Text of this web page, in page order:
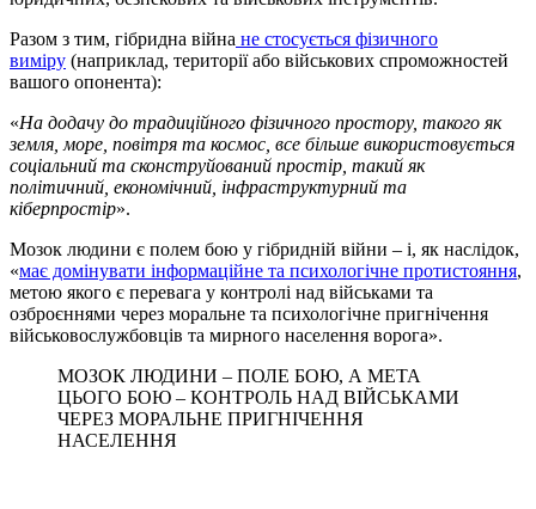
Разом з тим, гібридна війна не стосується фізичного
виміру (наприклад, території або військових спроможностей
вашого опонента):
«На додачу до традиційного фізичного простору, такого як
земля, море, повітря та космос, все більше використовується
соціальний та сконструйований простір, такий як
політичний, економічний, інфраструктурний та
кіберпростір».
Мозок людини є полем бою у гібридній війни – і, як наслідок,
«має домінувати інформаційне та психологічне протистояння,
метою якого є перевага у контролі над військами та
озброєннями через моральне та психологічне пригнічення
військовослужбовців та мирного населення ворога».
МОЗОК ЛЮДИНИ – ПОЛЕ БОЮ, А МЕТА
ЦЬОГО БОЮ – КОНТРОЛЬ НАД ВІЙСЬКАМИ
ЧЕРЕЗ МОРАЛЬНЕ ПРИГНІЧЕННЯ
НАСЕЛЕННЯ